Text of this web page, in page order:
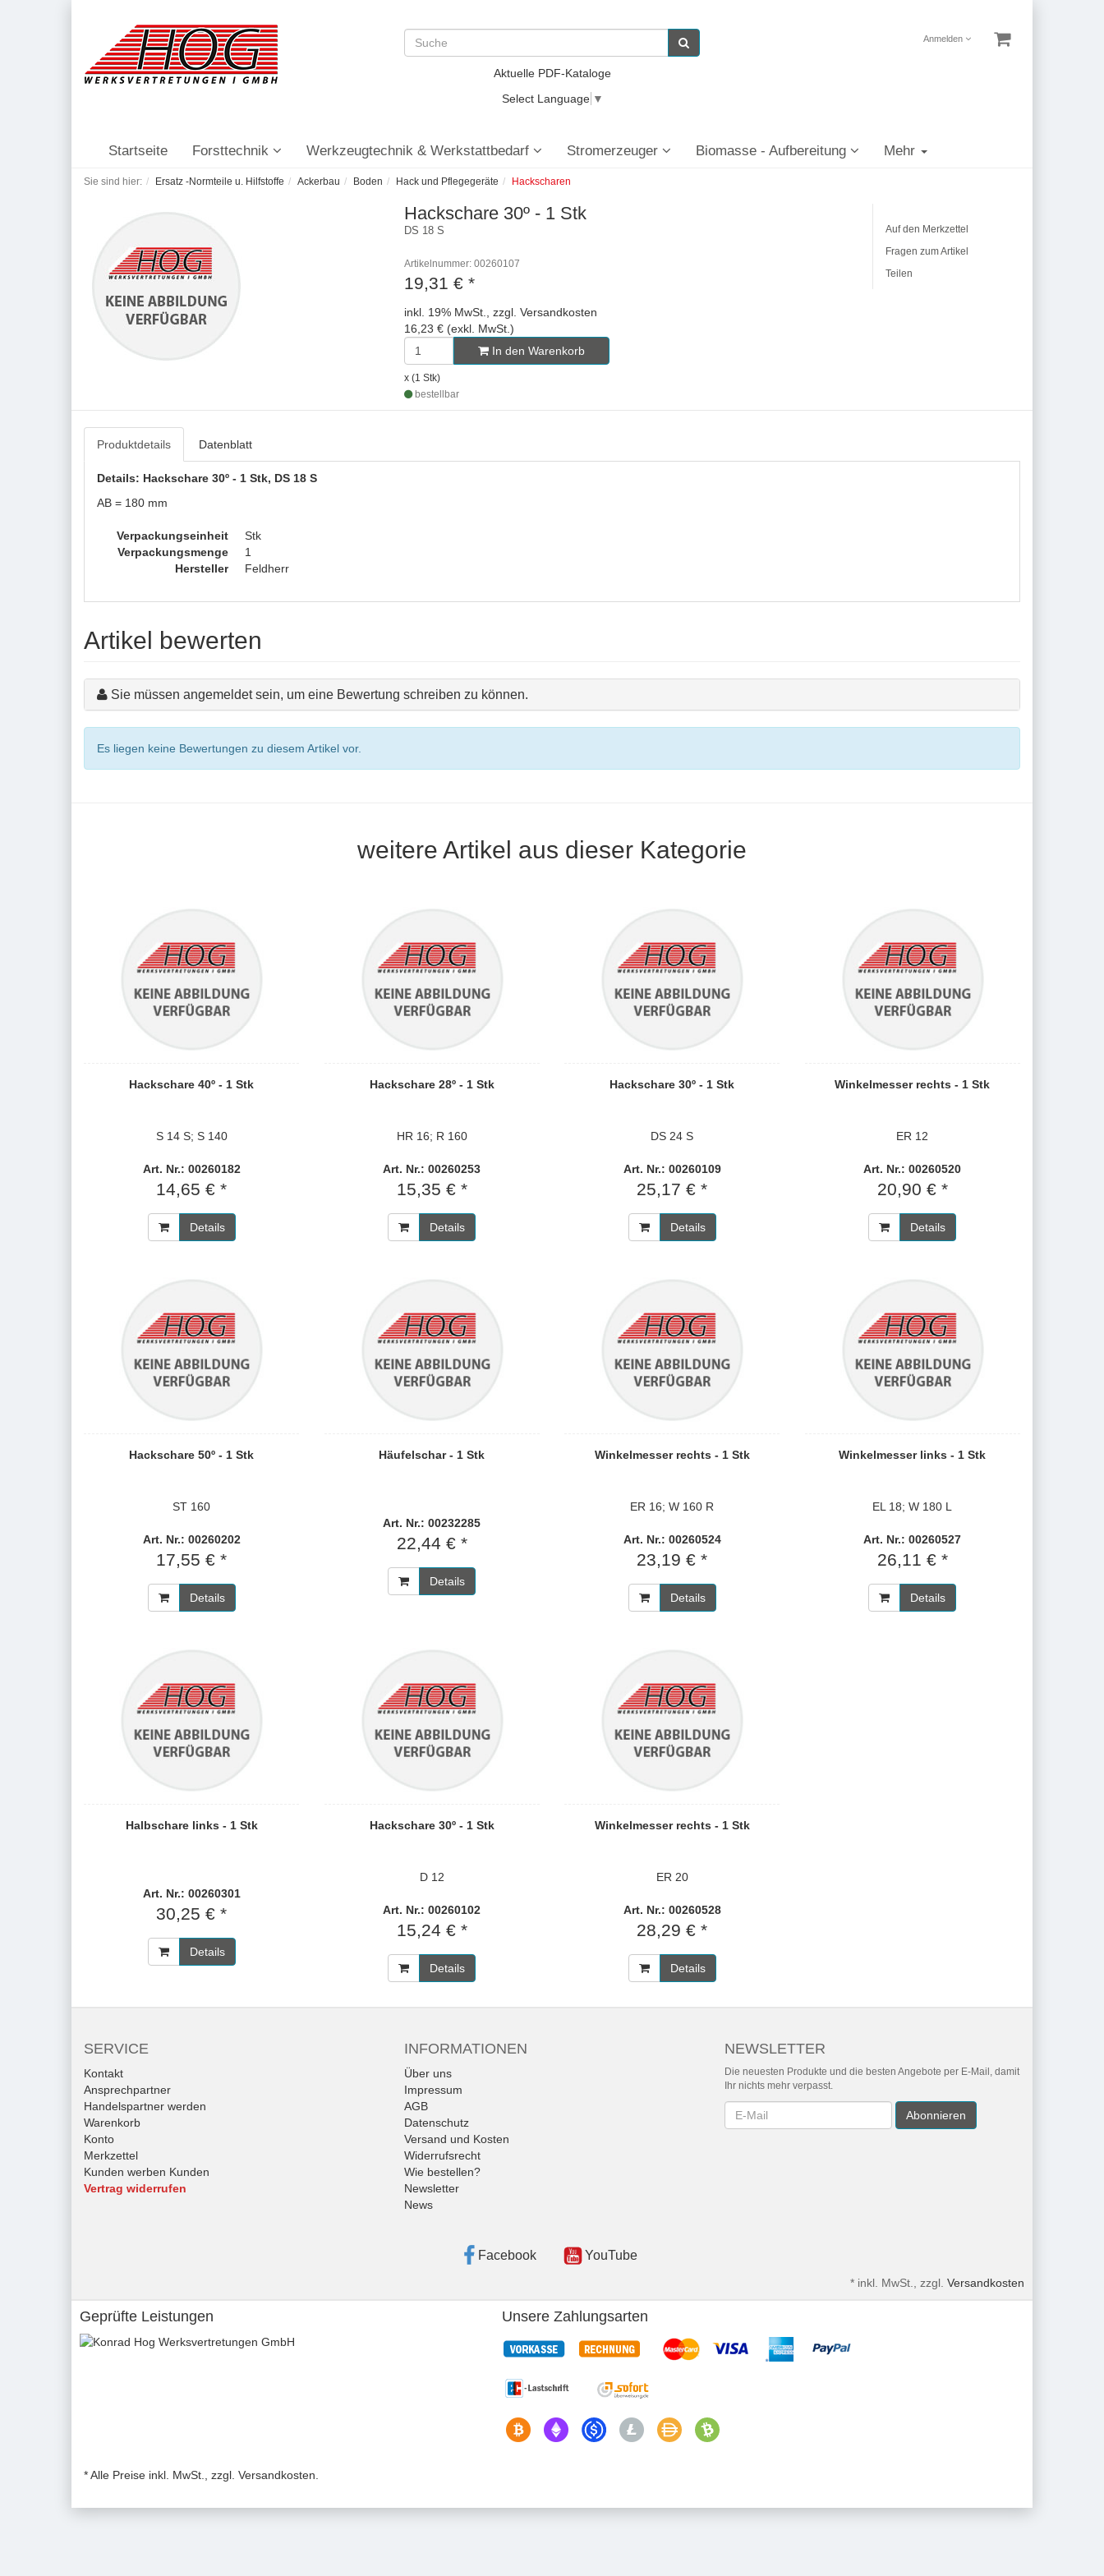
Anmelden
Aktuelle PDF-Kataloge
Select Language ▼
Startseite Forsttechnik Werkzeugtechnik & Werkstattbedarf Stromerzeuger Biomasse - Aufbereitung Mehr
Sie sind hier: Ersatz -Normteile u. Hilfstoffe Ackerbau Boden Hack und Pflegegeräte Hackscharen
Hackschare 30º - 1 Stk
DS 18 S
Artikelnummer: 00260107
19,31 € *
inkl. 19% MwSt., zzgl. Versandkosten
16,23 € (exkl. MwSt.)
In den Warenkorb
x (1 Stk)
bestellbar
Auf den Merkzettel
Fragen zum Artikel
Teilen
Produktdetails Datenblatt
Details: Hackschare 30º - 1 Stk, DS 18 S
AB = 180 mm
Verpackungseinheit
Stk
Verpackungsmenge
1
Hersteller
Feldherr
Artikel bewerten
Sie müssen angemeldet sein, um eine Bewertung schreiben zu können.
Es liegen keine Bewertungen zu diesem Artikel vor.
weitere Artikel aus dieser Kategorie
Hackschare 40º - 1 Stk
S 14 S; S 140
Art. Nr.: 00260182
14,65 € *
Details
Hackschare 28º - 1 Stk
HR 16; R 160
Art. Nr.: 00260253
15,35 € *
Details
Hackschare 30º - 1 Stk
DS 24 S
Art. Nr.: 00260109
25,17 € *
Details
Winkelmesser rechts - 1 Stk
ER 12
Art. Nr.: 00260520
20,90 € *
Details
Hackschare 50º - 1 Stk
ST 160
Art. Nr.: 00260202
17,55 € *
Details
Häufelschar - 1 Stk
Art. Nr.: 00232285
22,44 € *
Details
Winkelmesser rechts - 1 Stk
ER 16; W 160 R
Art. Nr.: 00260524
23,19 € *
Details
Winkelmesser links - 1 Stk
EL 18; W 180 L
Art. Nr.: 00260527
26,11 € *
Details
Halbschare links - 1 Stk
Art. Nr.: 00260301
30,25 € *
Details
Hackschare 30º - 1 Stk
D 12
Art. Nr.: 00260102
15,24 € *
Details
Winkelmesser rechts - 1 Stk
ER 20
Art. Nr.: 00260528
28,29 € *
Details
SERVICE
Kontakt
Ansprechpartner
Handelspartner werden
Warenkorb
Konto
Merkzettel
Kunden werben Kunden
Vertrag widerrufen
INFORMATIONEN
Über uns
Impressum
AGB
Datenschutz
Versand und Kosten
Widerrufsrecht
Wie bestellen?
Newsletter
News
NEWSLETTER
Die neuesten Produkte und die besten Angebote per E-Mail, damit
Ihr nichts mehr verpasst.
Newsletter Abonnieren
Facebook YouTube
* inkl. MwSt., zzgl. Versandkosten
Geprüfte Leistungen Unsere Zahlungsarten
* Alle Preise inkl. MwSt., zzgl. Versandkosten.